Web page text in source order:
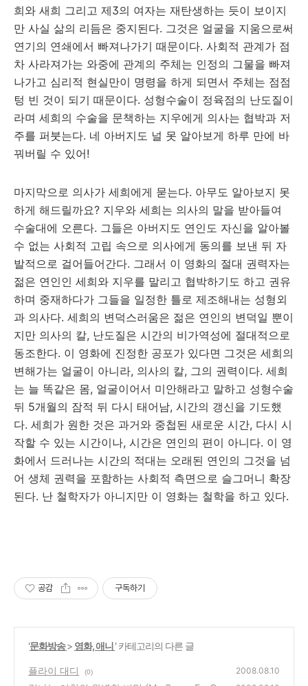
희와 새희 그리고 제3의 여자는 재탄생하는 듯이 보이지
만 사실 삶의 리듬은 중지된다. 그것은 얼굴을 지움으로써
연기의 연쇄에서 빠져나가기 때문이다. 사회적 관계가 점
차 사라져가는 와중에 관계의 주체는 인정의 그물을 빠져
나가고 심리적 현실만이 명령을 하게 되면서 주체는 점점
텅 빈 것이 되기 때문이다. 성형수술이 정육점의 난도질이
라며 세희의 수술을 문책하는 지우에게 의사는 협박과 저
주를 퍼붓는다. 네 아버지도 널 못 알아보게 하루 만에 바
꿔버릴 수 있어!
마지막으로 의사가 세희에게 묻는다. 아무도 알아보지 못
하게 해드릴까요? 지우와 세희는 의사의 말을 받아들여
수술대에 오른다. 그들은 아버지도 연인도 자신을 알아볼
수 없는 사회적 고립 속으로 의사에게 동의를 보낸 뒤 자
발적으로 걸어들어간다. 그래서 이 영화의 절대 권력자는
젊은 연인인 세희와 지우를 말리고 협박하기도 하고 권유
하며 중재하다가 그들을 일정한 틀로 제조해내는 성형외
과 의사다. 세희의 변덕스러움은 젊은 연인의 변덕일 뿐이
지만 의사의 칼, 난도질은 시간의 비가역성에 절대적으로
동조한다. 이 영화에 진정한 공포가 있다면 그것은 세희의
변해가는 얼굴이 아니라, 의사의 칼, 그의 권력이다. 세희
는 늘 똑같은 몸, 얼굴이어서 미안해라고 말하고 성형수술
뒤 5개월의 잠적 뒤 다시 태어남, 시간의 갱신을 기도했
다. 세희가 원한 것은 과거와 중첩된 새로운 시간, 다시 시
작할 수 있는 시간이나, 시간은 연인의 편이 아니다. 이 영
화에서 드러나는 시간의 적대는 오래된 연인의 그것을 넘
어 생체 권력을 포함하는 사회적 측면으로 슬그머니 확장
된다. 난 철학자가 아니지만 이 영화는 철학을 하고 있다.
공감 구독하기
'문화방송> 영화, 애니' 카테고리의 다른 글
플라이 대디 (0) 2008.08.10